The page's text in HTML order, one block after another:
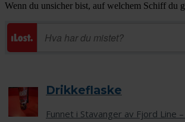
Wenn du unsicher bist, auf welchem Schiff du